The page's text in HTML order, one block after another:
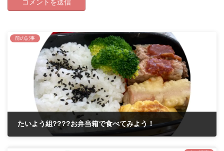
前の記事
たいよう組????お弁当箱で食べてみよう！